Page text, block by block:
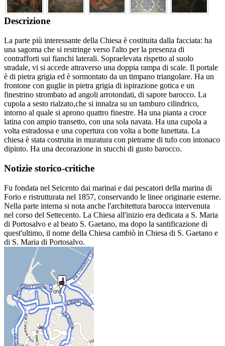
Descrizione
La parte più interessante della Chiesa è costituita dalla facciata: ha
una sagoma che si restringe verso l'alto per la presenza di
contrafforti sui fianchi laterali. Sopraelevata rispetto al suolo
stradale, vi si accede attraverso una doppia rampa di scale. Il portale
è di pietra grigia ed è sormontato da un timpano triangolare. Ha un
frontone con guglie in pietra grigia di ispirazione gotica e un
finestrino strombato ad angoli arrotondati, di sapore barocco. La
cupola a sesto rialzato,che si innalza su un tamburo cilindrico,
intorno al quale si aprono quattro finestre. Ha una pianta a croce
latina con ampio transetto, con una sola navata. Ha una cupola a
volta estradossa e una copertura con volta a botte lunettata. La
chiesa è stata costruita in muratura con pietrame di tufo con intonaco
dipinto. Ha una decorazione in stucchi di gusto barocco.
Notizie storico-critiche
Fu fondata nel Seicento dai marinai e dai pescatori della marina di
Forio e ristrutturata nel 1857, conservando le linee originarie esterne.
Nella parte interna si nota anche l'architettura barocca intervenuta
nel corso del Settecento. La Chiesa all'inizio era dedicata a S. Maria
di Portosalvo e al beato S. Gaetano, ma dopo la santificazione di
quest'ultimo, il nome della Chiesa cambiò in Chiesa di S. Gaetano e
di S. Maria di Portosalvo.